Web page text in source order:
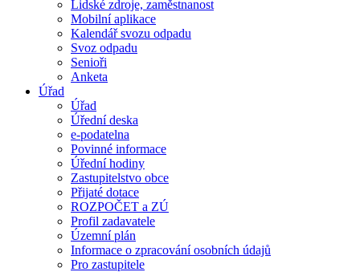
Lidské zdroje, zaměstnanost
Mobilní aplikace
Kalendář svozu odpadu
Svoz odpadu
Senioři
Anketa
Úřad
Úřad
Úřední deska
e-podatelna
Povinné informace
Úřední hodiny
Zastupitelstvo obce
Přijaté dotace
ROZPOČET a ZÚ
Profil zadavatele
Územní plán
Informace o zpracování osobních údajů
Pro zastupitele